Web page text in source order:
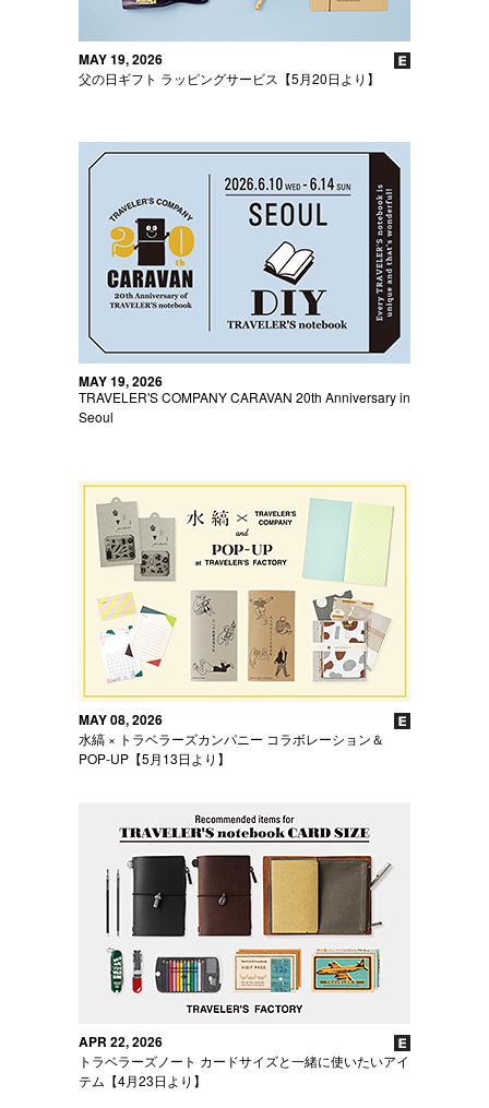
MAY 19, 2026
父の日ギフト ラッピングサービス【5月20日より】
MAY 19, 2026
TRAVELER'S COMPANY CARAVAN 20th Anniversary in
Seoul
MAY 08, 2026
水縞 × トラベラーズカンパニー コラボレーション＆
POP-UP【5月13日より】
APR 22, 2026
トラベラーズノート カードサイズと一緒に使いたいアイ
テム【4月23日より】